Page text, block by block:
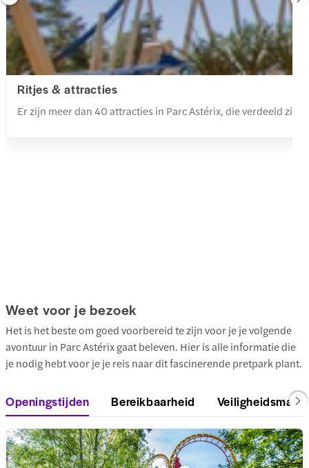
Ritjes & attracties
Er zijn meer dan 40 attracties in Parc Astérix, die verdeeld zijn
Weet voor je bezoek
Het is het beste om goed voorbereid te zijn voor je je volgende
avontuur in Parc Astérix gaat beleven. Hier is alle informatie die
je nodig hebt voor je je reis naar dit fascinerende pretpark plant.
Openingstijden Bereikbaarheid